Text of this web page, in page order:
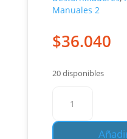
Manuales 2
$36.040
20 disponibles
Pz